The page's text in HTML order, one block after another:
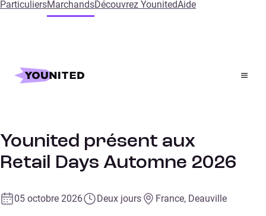
ParticuliersMarchandsDécouvrez YounitedAide
Accueil
Events
Retail Days Automne et Assises du Paiement
Younited présent aux
Retail Days Automne 2026
05 octobre 2026 Deux jours France, Deauville